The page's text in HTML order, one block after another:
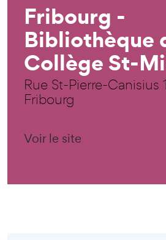
Fribourg -
Bibliothèque
Collège St-
Rue St-Pierre-Canisius
Fribourg
Voir le site